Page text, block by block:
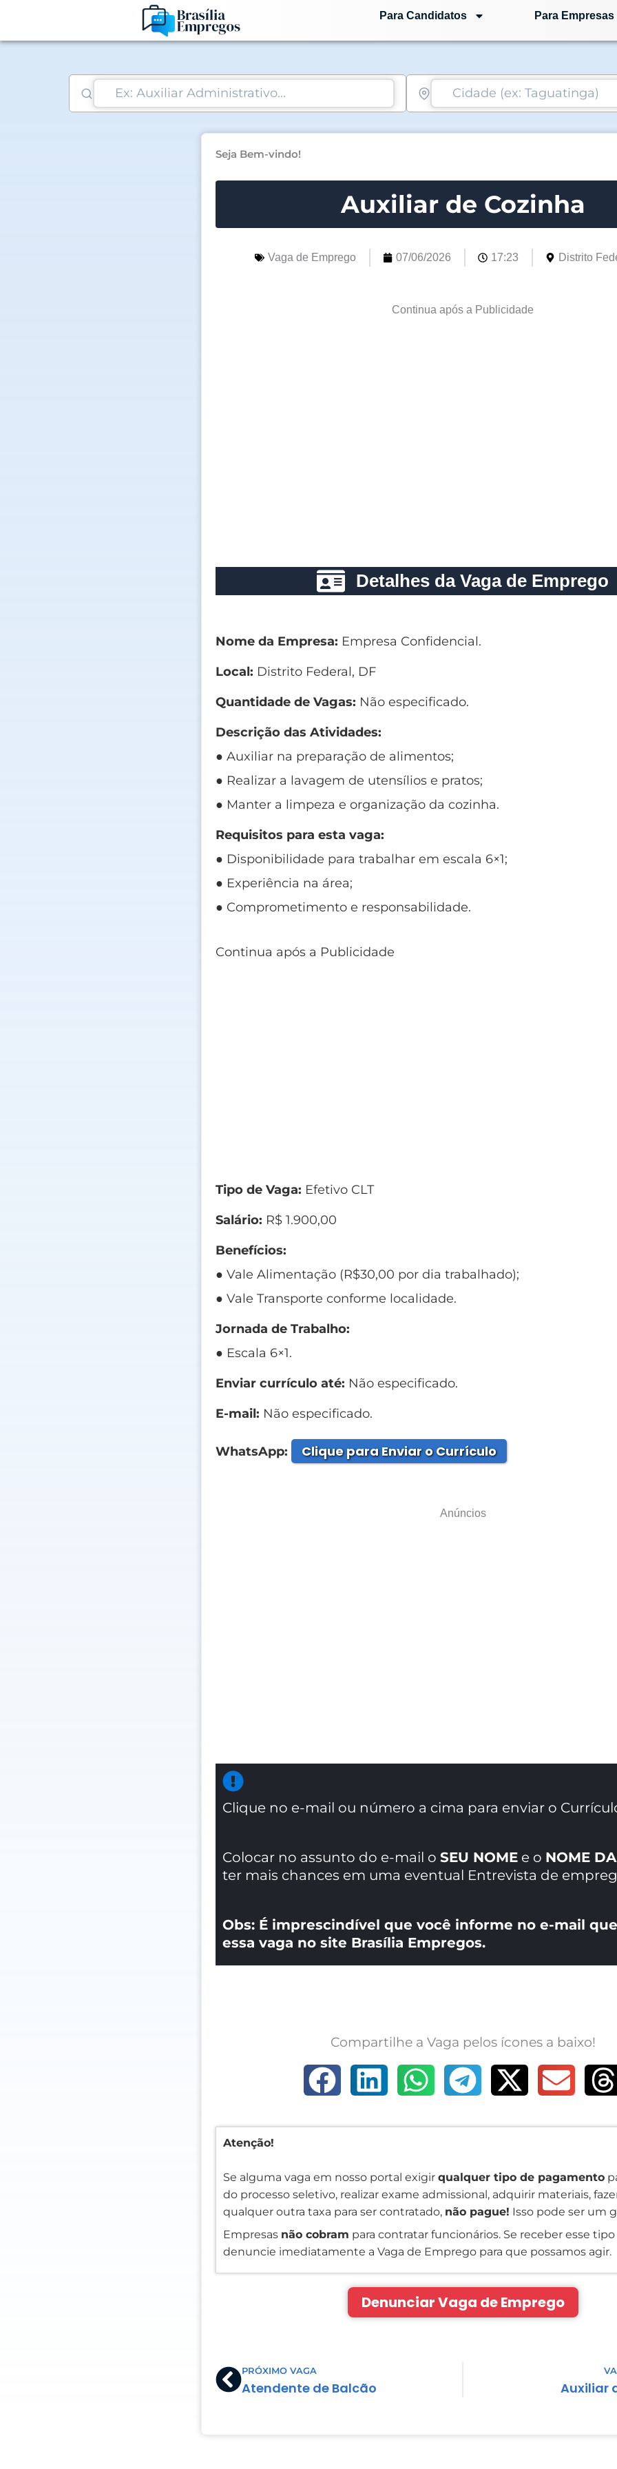
o
Para Candidatos Para Empresas
Seja Bem-vindo!
Auxiliar de Cozinha
Vaga de Emprego 07/06/2026 17:23 Distrito
Continua após a Publicidade
Detalhes da Vaga de Emprego
Nome da Empresa: Empresa Confidencial.
Local: Distrito Federal, DF
Quantidade de Vagas: Não especificado.
Descrição das Atividades:
● Auxiliar na preparação de alimentos;
● Realizar a lavagem de utensílios e pratos;
● Manter a limpeza e organização da cozinha.
Requisitos para esta vaga:
● Disponibilidade para trabalhar em escala 6×1;
● Experiência na área;
● Comprometimento e responsabilidade.
Continua após a Publicidade
Tipo de Vaga: Efetivo CLT
Salário: R$ 1.900,00
Benefícios:
● Vale Alimentação (R$30,00 por dia trabalhado);
● Vale Transporte conforme localidade.
Jornada de Trabalho:
● Escala 6×1.
Enviar currículo até: Não especificado.
E-mail: Não especificado.
WhatsApp: Clique para Enviar o Currículo
Anúncios
Clique no e-mail ou número a cima para enviar o
Colocar no assunto do e-mail oSEU NOME e o NOME
ter mais chances em uma eventual Entrevista de
Obs: É imprescindível que você informe no e-mail
essa vaga no site Brasília Empregos.
Compartilhe a Vaga pelos ícones a baixo!
Atenção!
Se alguma vaga em nosso portal exigirqualquer tipo de pagamento
do processo seletivo, realizar exame admissional, adquirir materiais,
qualquer outra taxa para ser contratado, não pague! Isso pode ser um
Empresas não cobram para contratar funcionários. Se receber esse
denuncie imediatamente a Vaga de Emprego para que possamos agir.
Denunciar Vaga de Emprego
PrevPRÓXIMO VAGA
Atendente de Balcão Auxiliar